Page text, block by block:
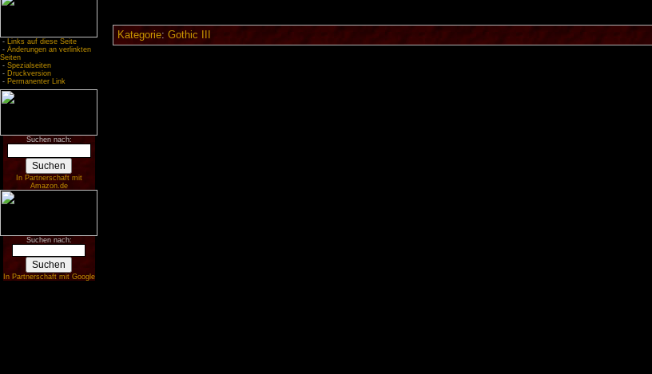
- Links auf diese Seite
- Änderungen an verlinkten
Seiten
- Spezialseiten
- Druckversion
- Permanenter Link
Suchen nach:
In Partnerschaft mit
Amazon.de
Suchen nach:
In Partnerschaft mit Google
Kategorie: Gothic III